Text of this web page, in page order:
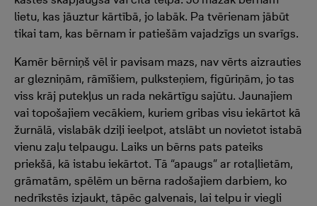
lietu, kas jāuztur kārtībā, jo labāk. Pa tvērienam jābūt
tikai tam, kas bērnam ir patiešām vajadzīgs un svarīgs.
Kamēr bērniņš vēl ir pavisam mazs, nav vērts aizrauties
ar glezniņām, rāmīšiem, pulksteņiem, figūriņām, jo tas
viss krāj putekļus un rada nekārtīgu sajūtu. Jaunajiem
vai topošajiem vecākiem, kuriem gribas visu iekārtot kā
žurnālā, vislabāk dziļi ieelpot, atslābt un novietot istabā
vienu zaļu telpaugu. Laiks un bērns pats pateiks
priekšā, kā istabu iekārtot. Tā “apaugs” ar rotaļlietām,
grāmatām, spēlēm un bērna radošajiem darbiem, ko
nedrīkstēs izjaukt, tāpēc galvenais, lai telpu ir viegli